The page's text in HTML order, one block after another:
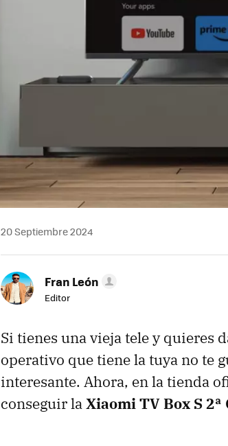
20 Septiembre 2024
Fran León
Editor
Si tienes una vieja tele y quieres
operativo que tiene la tuya no te
interesante. Ahora, en la tienda
conseguir laXiaomi TV Box S